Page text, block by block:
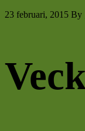
23 februari, 2015 By